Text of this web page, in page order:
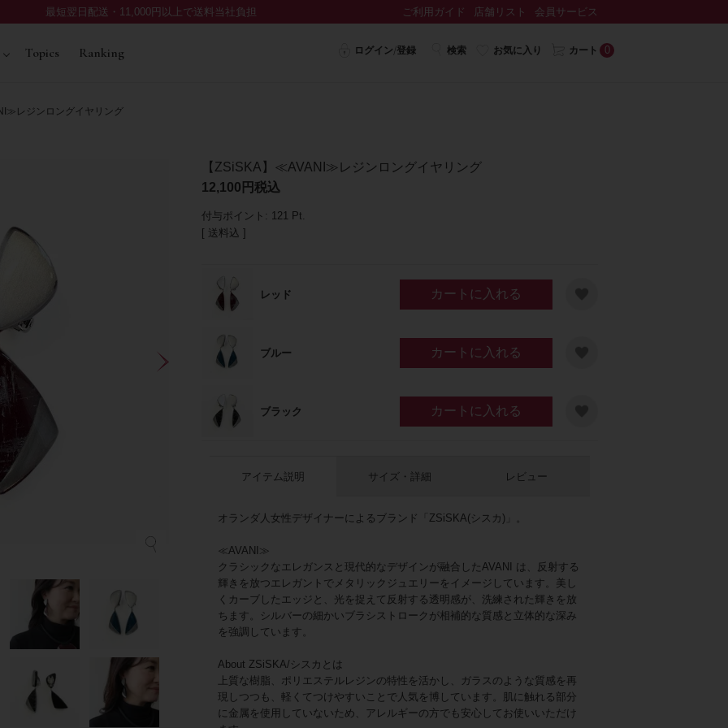
最短翌日配送・11,000円以上で送料当社負担 ご利用ガイド 店舗リスト 会員サービス
Topics Ranking ログイン/登録 検索 お気に入り カート 0
レジンロングイヤリング
【ZSiSKA】≪AVANI≫レジンロングイヤリング
12,100
税込
付与ポイント: 121 Pt.
送料込
レッド カートに入れる
ブルー カートに入れる
ブラック カートに入れる
アイテム説明
オランダ人女性デザイナーによるブランド「ZSiSKA(シスカ)」。
≪AVANI≫
クラシックなエレガンスと現代的なデザインが融合したAVANI は、反射する
輝きを放つエレガントでメタリックジュエリーをイメージしています。美し
くカーブしたエッジと、光を捉えて反射する透明感が、洗練された輝きを放
ちます。シルバーの細かいブラシストロークが相補的な質感と立体的な深み
を強調しています。
About ZSiSKA/シスカとは
上質な樹脂、ポリエステルレジンの特性を活かし、ガラスのような質感を再
現しつつも、軽くてつけやすいことで人気を博しています。肌に触れる部分
に金属を使用していないため、アレルギーの方でも安心してお使いいただけ
サイズ・詳細 レビュー